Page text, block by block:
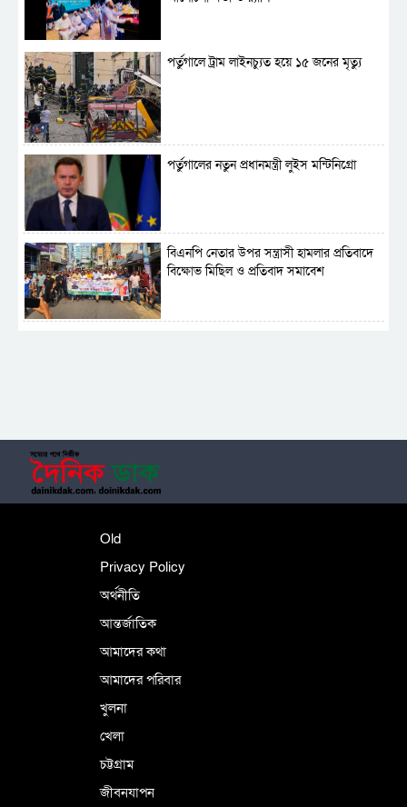
পর্তুগালে ট্রাম লাইনচ্যুত হয়ে ১৫ জনের মৃত্যু
পর্তুগালের নতুন প্রধানমন্ত্রী লুইস মন্টিনিগ্রো
বিএনপি নেতার উপর সন্ত্রাসী হামলার প্রতিবাদে
বিক্ষোভ মিছিল ও প্রতিবাদ সমাবেশ
Old
Privacy Policy
অর্থনীতি
আন্তর্জাতিক
আমাদের কথা
আমাদের পরিবার
খুলনা
খেলা
চট্টগ্রাম
জীবনযাপন